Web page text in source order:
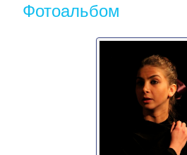
Фотоальбом